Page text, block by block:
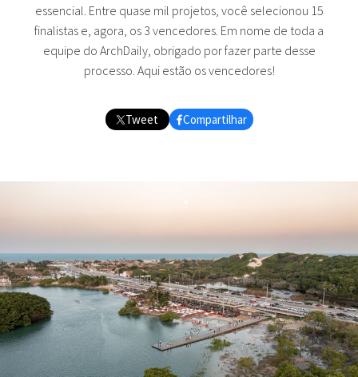
essencial. Entre quase mil projetos, você selecionou 15
finalistas e, agora, os 3 vencedores. Em nome de toda a
equipe do ArchDaily, obrigado por fazer parte desse
processo. Aqui estão os vencedores!
Tweet Compartilhar